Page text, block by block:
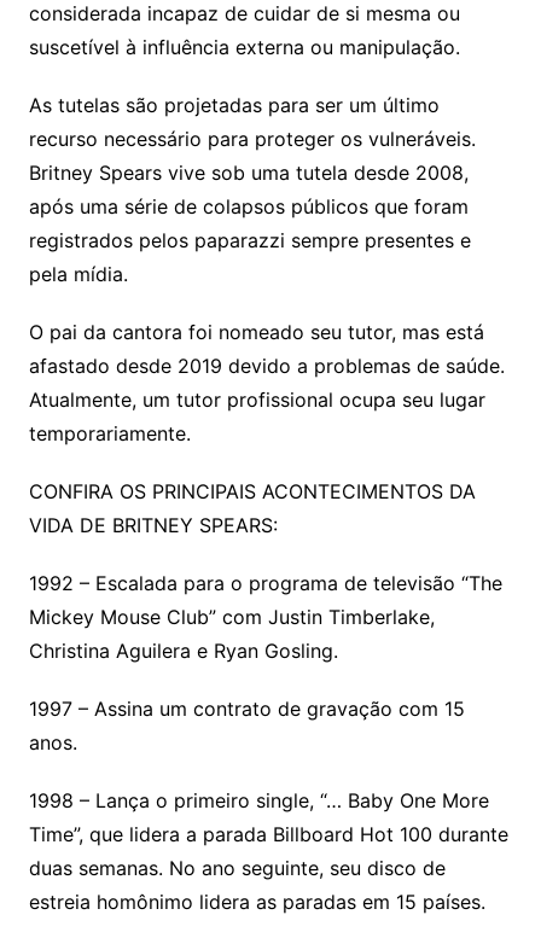
considerada incapaz de cuidar de si mesma ou
suscetível à influência externa ou manipulação.
As tutelas são projetadas para ser um último
recurso necessário para proteger os vulneráveis.
Britney Spears vive sob uma tutela desde 2008,
após uma série de colapsos públicos que foram
registrados pelos paparazzi sempre presentes e
pela mídia.
O pai da cantora foi nomeado seu tutor, mas está
afastado desde 2019 devido a problemas de saúde.
Atualmente, um tutor profissional ocupa seu lugar
temporariamente.
CONFIRA OS PRINCIPAIS ACONTECIMENTOS DA
VIDA DE BRITNEY SPEARS:
1992 – Escalada para o programa de televisão “The
Mickey Mouse Club” com Justin Timberlake,
Christina Aguilera e Ryan Gosling.
1997 – Assina um contrato de gravação com 15
anos.
1998 – Lança o primeiro single, “… Baby One More
Time”, que lidera a parada Billboard Hot 100 durante
duas semanas. No ano seguinte, seu disco de
estreia homônimo lidera as paradas em 15 países.